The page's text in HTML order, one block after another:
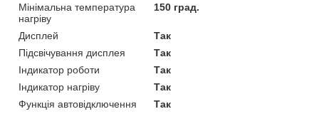
Мінімальна температура
нагріву
150 град.
Дисплей
Так
Підсвічування дисплея
Так
Індикатор роботи
Так
Індикатор нагріву
Так
Функція автовідключення
Так